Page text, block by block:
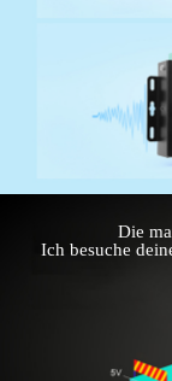
Die
Ich besuche